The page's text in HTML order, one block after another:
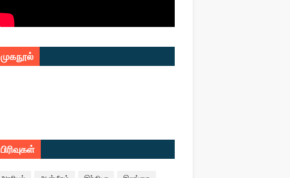
முகநூல்
பிரிவுகள்